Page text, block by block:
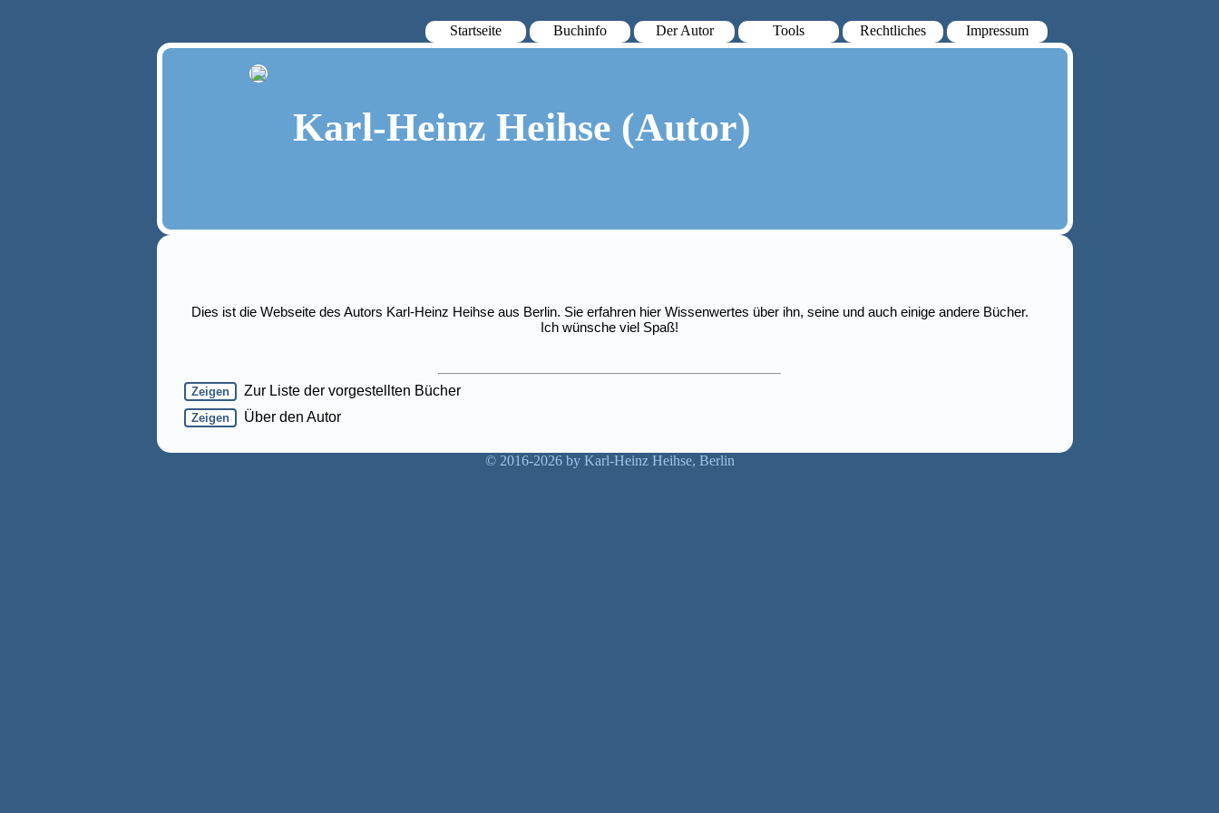
Impressum
Rechtliches
Tools
Der Autor
Buchinfo
Startseite
Karl-Heinz Heihse (Autor)
Dies ist die Webseite des Autors Karl-Heinz Heihse aus Berlin. Sie erfahren hier Wissenwertes über ihn, seine und auch einige andere Bücher.
Ich wünsche viel Spaß!
Zeigen Zur Liste der vorgestellten Bücher
Zeigen Über den Autor
© 2016-2026 by Karl-Heinz Heihse, Berlin